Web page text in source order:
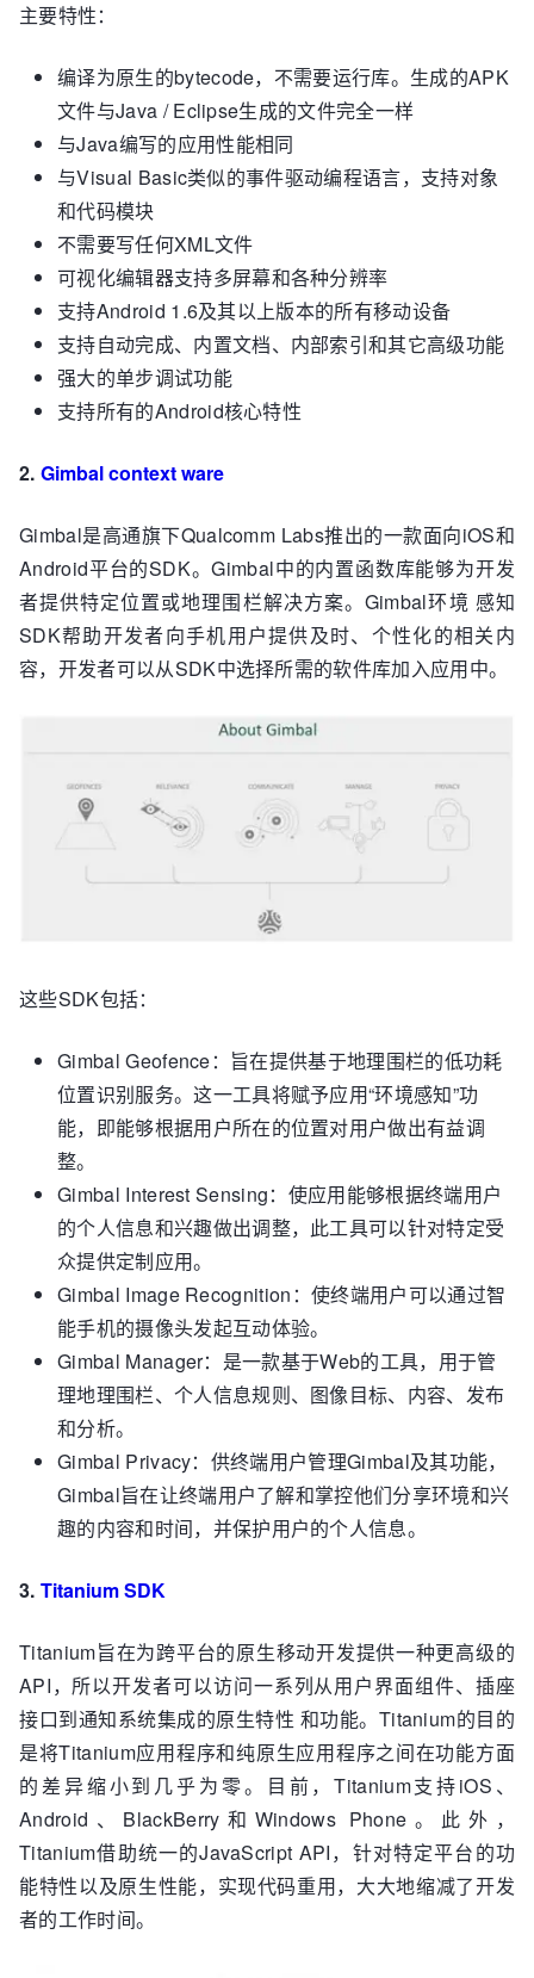
主要特性：
编译为原生的bytecode，不需要运行库。生成的APK
文件与Java / Eclipse生成的文件完全一样
与Java编写的应用性能相同
与Visual Basic类似的事件驱动编程语言，支持对象
和代码模块
不需要写任何XML文件
可视化编辑器支持多屏幕和各种分辨率
支持Android 1.6及其以上版本的所有移动设备
支持自动完成、内置文档、内部索引和其它高级功能
强大的单步调试功能
支持所有的Android核心特性
2. Gimbal context ware
Gimbal是高通旗下Qualcomm Labs推出的一款面向iOS和
Android平台的SDK。Gimbal中的内置函数库能够为开发
者提供特定位置或地理围栏解决方案。Gimbal环境 感知
SDK帮助开发者向手机用户提供及时、个性化的相关内
容，开发者可以从SDK中选择所需的软件库加入应用中。
这些SDK包括：
Gimbal Geofence：旨在提供基于地理围栏的低功耗
位置识别服务。这一工具将赋予应用“环境感知”功
能，即能够根据用户所在的位置对用户做出有益调
整。
Gimbal Interest Sensing：使应用能够根据终端用户
的个人信息和兴趣做出调整，此工具可以针对特定受
众提供定制应用。
Gimbal Image Recognition：使终端用户可以通过智
能手机的摄像头发起互动体验。
Gimbal Manager：是一款基于Web的工具，用于管
理地理围栏、个人信息规则、图像目标、内容、发布
和分析。
Gimbal Privacy：供终端用户管理Gimbal及其功能，
Gimbal旨在让终端用户了解和掌控他们分享环境和兴
趣的内容和时间，并保护用户的个人信息。
3. Titanium SDK
Titanium旨在为跨平台的原生移动开发提供一种更高级的
API，所以开发者可以访问一系列从用户界面组件、插座
接口到通知系统集成的原生特性 和功能。Titanium的目的
是将Titanium应用程序和纯原生应用程序之间在功能方面
的差异缩小到几乎为零。目前，Titanium支持iOS、
Android、BlackBerry和Windows Phone。此外，
Titanium借助统一的JavaScript API，针对特定平台的功
能特性以及原生性能，实现代码重用，大大地缩减了开发
者的工作时间。